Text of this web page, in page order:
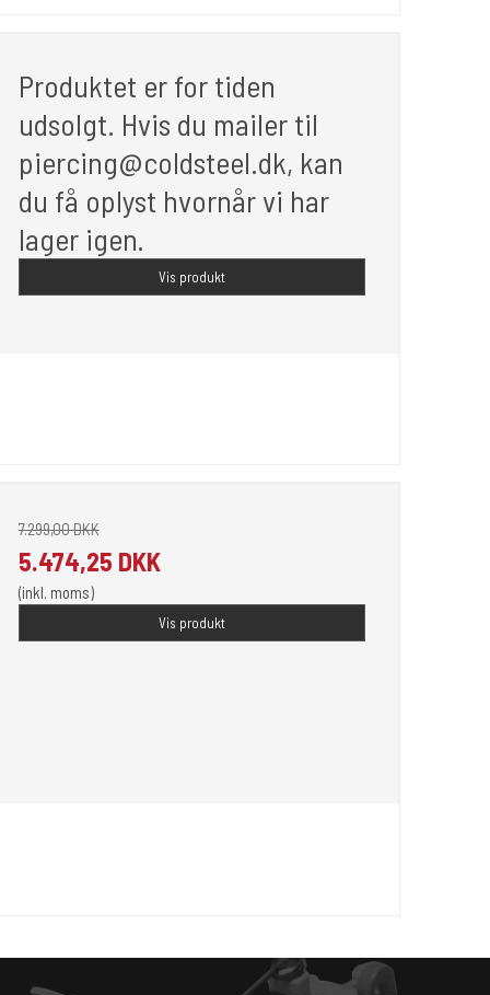
Produktet er for tiden
udsolgt. Hvis du mailer til
piercing@coldsteel.dk, kan
du få oplyst hvornår vi har
lager igen.
Vis produkt
7.299,00 DKK
5.474,25 DKK
(inkl. moms)
Vis produkt